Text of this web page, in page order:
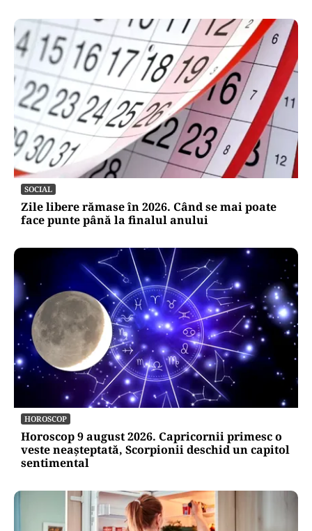
SOCIAL
Zile libere rămase în 2026. Când se mai poate
face punte până la finalul anului
HOROSCOP
Horoscop 9 august 2026. Capricornii primesc o
veste neașteptată, Scorpionii deschid un capitol
sentimental